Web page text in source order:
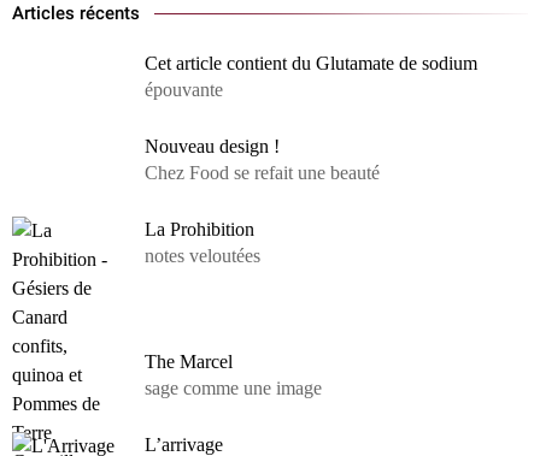
Articles récents
Cet article contient du Glutamate de sodium
épouvante
Nouveau design !
Chez Food se refait une beauté
La Prohibition
notes veloutées
The Marcel
sage comme une image
L’arrivage